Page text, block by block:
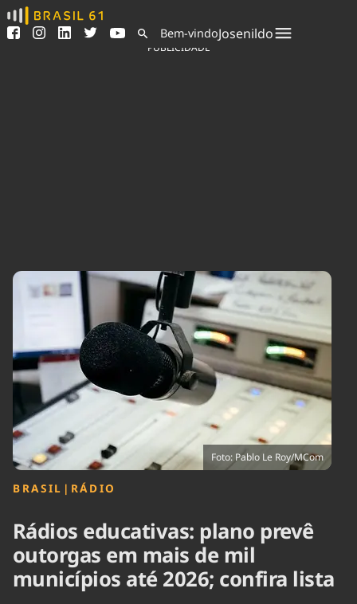
Ver todas as notícias
Podcasts
Indicadores
Agronegócios
Ciência &
Tecnologia
Cinema
Comportamento
Cultura
Economia
Educação
Infraestrutura
Internacional
Meio Ambiente
Podcast
Política
Saúde
Tempo
Bem-vindoJosenildo
PUBLICIDADE
Foto: Pablo Le Roy/MCom
BRASIL | RÁDIO
Rádios educativas: plano prevê
outorgas em mais de mil
municípios até 2026; confira lista